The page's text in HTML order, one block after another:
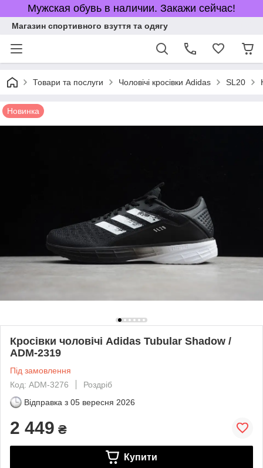
Мужская обувь в наличии. Закажи сейчас!
Магазин спортивного взуття та одягу
Товари та послуги Чоловічі кросівки Adidas SL20
Новинка
Кросівки чоловічі Adidas Tubular Shadow /
ADM-2319
Під замовлення
Код: ADM-3276
Роздріб
Відправка з 05 вересня 2026
2 449 ₴
Купити